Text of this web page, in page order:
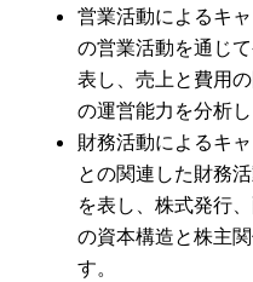
営業活動によるキ
の営業活動を通じ
表し、売上と費用
の運営能力を分析し
財務活動によるキ
との関連した財務
を表し、株式発行
の資本構造と株主
す。